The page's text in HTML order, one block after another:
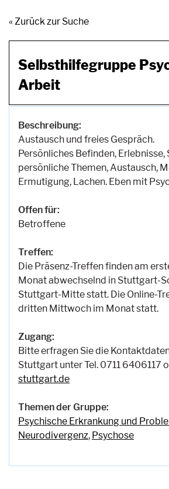
« Zurück zur Suche
Selbsthilfegruppe
Arbeit
Beschreibung:
Austausch und freies Gespräch.
Persönliches Befinden,
persönliche Themen, Austausch,
Ermutigung, Lachen. Eben mit
Offen für:
Betroffene
Treffen:
Die Präsenz-Treffen finden am
Monat abwechselnd in Stuttgart-
Stuttgart-Mitte statt. Die Online-
dritten Mittwoch im Monat statt.
Zugang:
Bitte erfragen Sie die
Stuttgart unter Tel. 0711 6406117
stuttgart.de
Themen der Gruppe:
Psychische Erkrankung und
Neurodivergenz, Psychose